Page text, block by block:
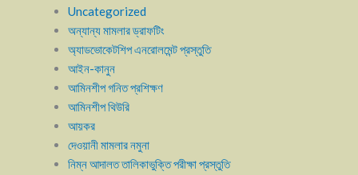
Uncategorized
অন্যান্য মামলার ড্রাফটিং
অ্যাডভোকেটশিপ এনরোলমেন্ট প্রস্তুতি
আইন-কানুন
আমিনশীপ গনিত প্রশিক্ষণ
আমিনশীপ থিউরি
আয়কর
দেওয়ানী মামলার নমুনা
নিম্ন আদালত তালিকাভুক্তি পরীক্ষা প্রস্তুতি